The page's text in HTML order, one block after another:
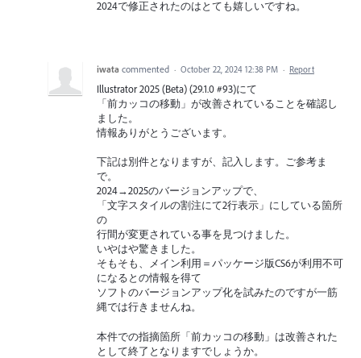
2024で修正されたのはとても嬉しいですね。
iwata commented · October 22, 2024 12:38 PM · Report
Illustrator 2025 (Beta) (29.1.0 #93)にて
「前カッコの移動」が改善されていることを確認し
ました。
情報ありがとうございます。
下記は別件となりますが、記入します。ご参考ま
で。
2024→2025のバージョンアップで、
「文字スタイルの割注にて2行表示」にしている箇所
の
行間が変更されている事を見つけました。
いやはや驚きました。
そもそも、メイン利用＝パッケージ版CS6が利用不可
になるとの情報を得て
ソフトのバージョンアップ化を試みたのですが一筋
縄では行きませんね。
本件での指摘箇所「前カッコの移動」は改善された
として終了となりますでしょうか。